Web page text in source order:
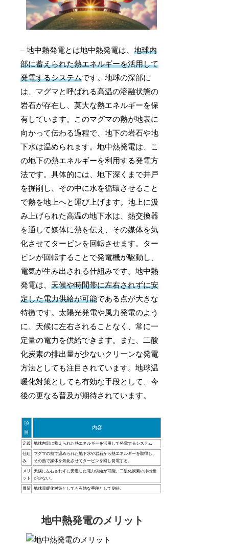
– 地中熱発電とは地中熱発電は、地球内
部に蓄えられた熱エネルギーを活用して
発電するシステムです。地球の深部に
は、マグマと呼ばれる高温の溶融状態の
岩石が存在し、莫大な熱エネルギーを保
有しています。このマグマの熱が地表に
向かって伝わる過程で、地下の岩石や地
下水は温められます。地中熱発電は、こ
の地下の熱エネルギーを利用する発電方
法です。具体的には、地下深くまで井戸
を掘削し、その中に水を循環させること
で熱を地上へと運び上げます。地上に汲
み上げられた高温の地下水は、熱交換器
を通して媒体に熱を伝え、その媒体を気
化させてタービンを回転させます。ター
ビンが回転することで発電機が駆動し、
電気が生み出される仕組みです。地中熱
発電は、天候や時間帯に左右されずに安
定した電力供給が可能である点が大きな
特徴です。太陽光発電や風力発電のよう
に、天候に左右されることなく、常に一
定量の電力を供給できます。また、二酸
化炭素の排出量が少ないクリーンな発電
方法としても注目されています。地球温
暖化対策としても有効な手段として、今
後の更なる普及が期待されています。
項
目
内容
定義 地球内部に蓄えられた熱エネルギーを活用して発電するシステム
仕組
み
マグマの熱で温められた地下水や岩石から熱エネルギーを取得し、
その熱で媒体を気化させてタービンを回し発電する。
メリ
ット
天候に左右されずに安定した電力供給が可能。二酸化炭素の排出量
が少ない。
展望 地球温暖化対策としても有効な手段として期待。
地中熱発電のメリット